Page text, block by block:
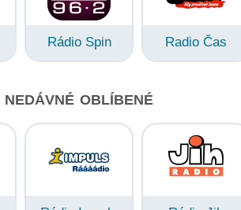
Rádio Spin Radio Čas
NEDÁVNÉ OBLÍBENÉ